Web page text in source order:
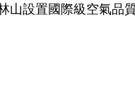
山設置國際級空氣品